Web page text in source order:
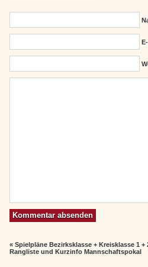
«Spielpläne Bezirksklasse + Kreisklasse 1 +
Rangliste und Kurzinfo Mannschaftspokal